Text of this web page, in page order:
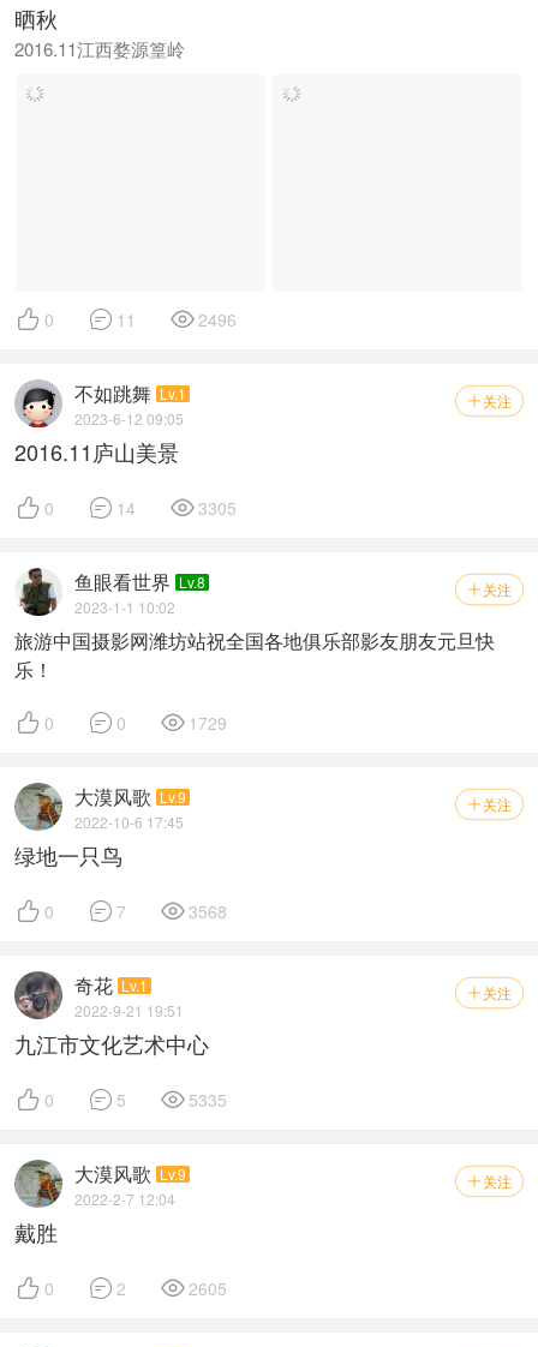
晒秋
2016.11江西婺源篁岭
 0  11 2496
 关注
不如跳舞 Lv.1
2023-6-12 09:05
2016.11庐山美景
 0  14 3305
 关注
鱼眼看世界 Lv.8
2023-1-1 10:02
旅游中国摄影网潍坊站祝全国各地俱乐部影友朋友元旦快
乐！
 0  0  1729
 关注
大漠风歌 Lv.9
2022-10-6 17:45
绿地一只鸟
 0  7 3568
 关注
奇花 Lv.1
2022-9-21 19:51
九江市文化艺术中心
 0  5  5335
 关注
大漠风歌 Lv.9
2022-2-7 12:04
戴胜
 0  2 2605